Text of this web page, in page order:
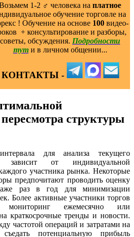
1-2 ‍♂️ человека на платное
обучение торговле на
! Обучение на основе 100видео-
+ консультирование и разборы,
советы, обсуждения. Подробности
тут и в личном общении...
КОНТАКТЫ -
структуры
для анализа текущего
зависит от индивидуальной
участника рынка. Некоторые
предпочитают проводить оценку
раз в год для минимизации
Более активные участники торгов
мониторинг ежемесячно или
краткосрочные тренды и новости.
частотой операций и затратами на
потенциальную прибыль